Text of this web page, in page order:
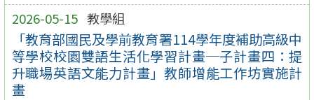
2026-05-15 教學組
「教育部國民及學前教育署114學年度補助高級中
等學校校園雙語生活化學習計畫─子計畫四：提
升職場英語文能力計畫」教師增能工作坊實施計
畫